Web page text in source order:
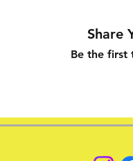
Share
Be the first